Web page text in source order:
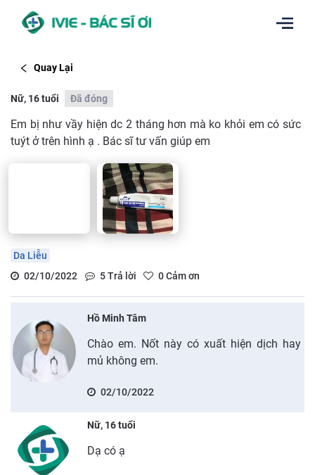
Quay Lại
Nữ, 16 tuổi Đã đóng
Em bị như vầy hiện dc 2 tháng hơn mà ko khỏi em có sức
tuýt ở trên hình ạ . Bác sĩ tư vấn giúp em
Da Liễu
02/10/2022
5Trả lời 0Cảm ơn
Hồ Minh Tâm
Chào em. Nốt này có xuất hiện dịch hay
mủ không em.
02/10/2022
Nữ, 16 tuổi
Dạ có ạ